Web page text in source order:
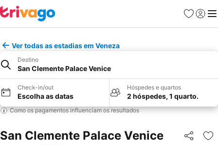
Favoritos
Iniciar
Ver todas as estadias em Veneza
Destino
San Clemente Palace Venice
Check-in/out
Escolha as datas
Hóspedes e quartos
2 hóspedes, 1 quarto.
Como os pagamentos influenciam os resultados
San Clemente Palace Venice Partilhar